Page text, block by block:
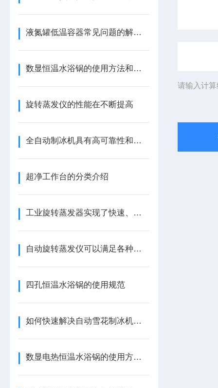
液氮罐低温容器常见问题的解决办法
数显恒温水浴锅的使用方法和注意事项
旋转蒸发仪的性能在不断提高
全自动制冰机具有高可靠性和稳定性
超净工作台的分类介绍
工业旋转蒸发器实现了快速、高效的蒸发过程
自动旋转蒸发仪可以满足各种使用目的
四孔恒温水浴锅的使用规范
如何快速解决自动雪花制冰机故障问题？
数显电热恒温水浴锅的使用方法和注意事项
请输入计